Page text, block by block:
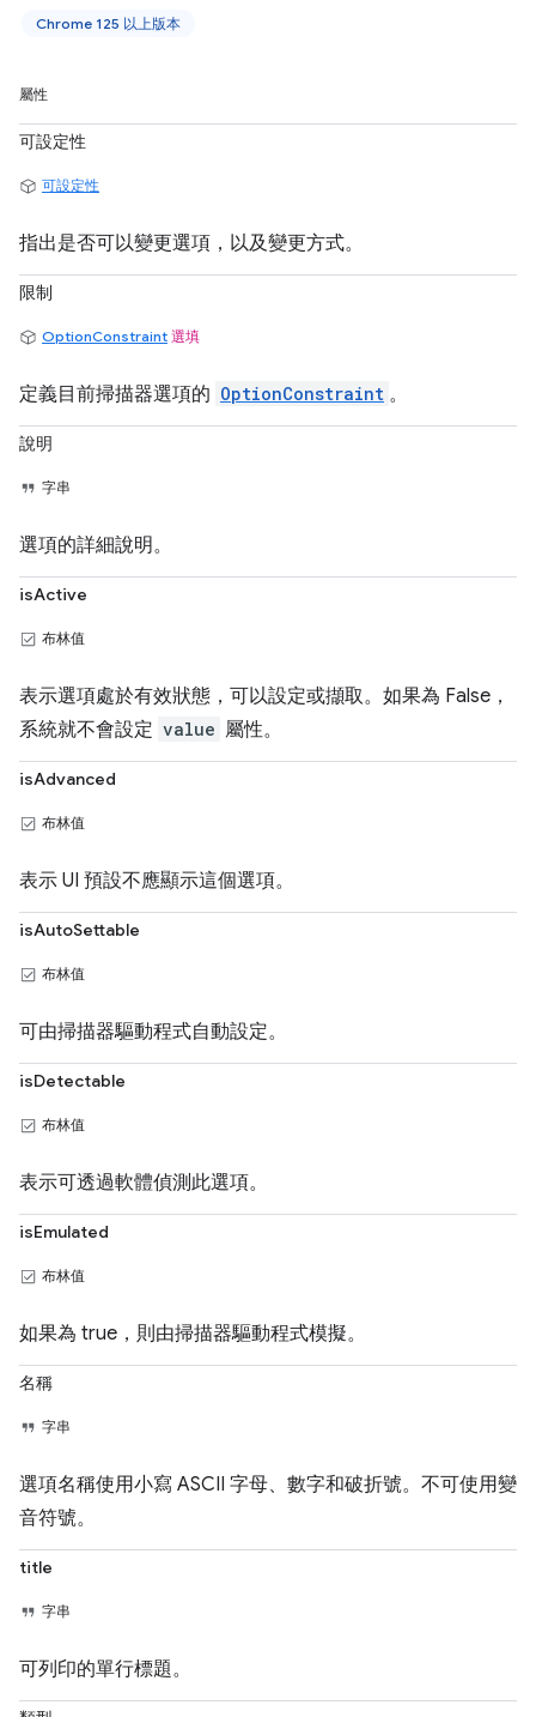
Chrome 125 以上版本
屬性
可設定性
可設定性
指出是否可以變更選項，以及變更方式。
限制
OptionConstraint 選填
定義目前掃描器選項的 OptionConstraint 。
說明
字串
選項的詳細說明。
isActive
布林值
表示選項處於有效狀態，可以設定或擷取。如果為 False，
系統就不會設定 value 屬性。
isAdvanced
布林值
表示 UI 預設不應顯示這個選項。
isAutoSettable
布林值
可由掃描器驅動程式自動設定。
isDetectable
布林值
表示可透過軟體偵測此選項。
isEmulated
布林值
如果為 true，則由掃描器驅動程式模擬。
名稱
字串
選項名稱使用小寫 ASCII 字母、數字和破折號。不可使用變
音符號。
title
字串
可列印的單行標題。